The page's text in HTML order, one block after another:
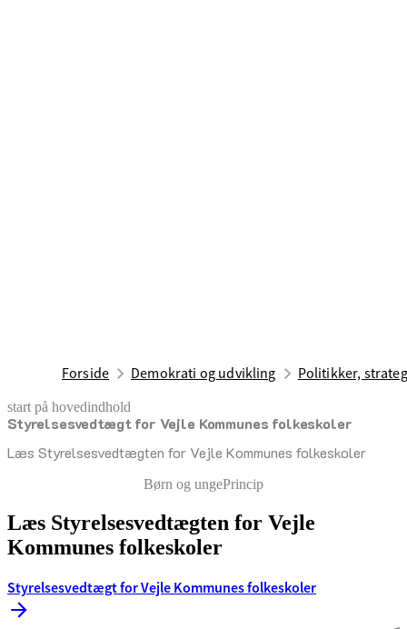
Forside Demokrati og udvikling Politikker,
start på hovedindhold
Styrelsesvedtægt for Vejle Kommunes folkeskoler
Læs Styrelsesvedtægten for Vejle Kommunes folkeskoler
senest opdateret 19. januar 2026
Børn og ungePrincip
Læs Styrelsesvedtægten for Vejle
Kommunes folkeskoler
Styrelsesvedtægt for Vejle Kommunes folkeskoler